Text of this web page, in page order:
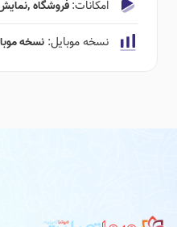
امکانات:فروشگاه ٬‌نمایش فیلم ٬‌پخش صوت ٫ کتابخانه ٬ ...
نسخه موبایل: نسخه